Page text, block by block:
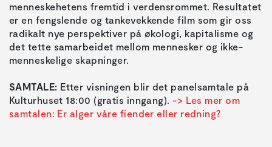
menneskehetens fremtid i verdensrommet. Resultatet
er en fengslende og tankevekkende film som gir oss
radikalt nye perspektiver på økologi, kapitalisme og
det tette samarbeidet mellom mennesker og ikke-
menneskelige skapninger.
SAMTALE: Etter visningen blir det panelsamtale på
Kulturhuset 18:00 (gratis inngang).-> Les mer om
samtalen: Er alger våre fiender eller redning?